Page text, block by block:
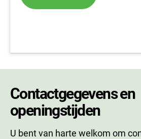
Contactgegevens en
openingstijden
U bent van harte welkom om